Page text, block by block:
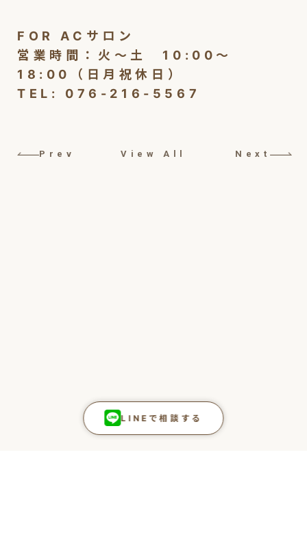
LINEで相談する
FOR ACサロン
営業時間：火～土 10:00～
18:00（日月祝休日）
TEL: 076-216-5567
Prev View All Next